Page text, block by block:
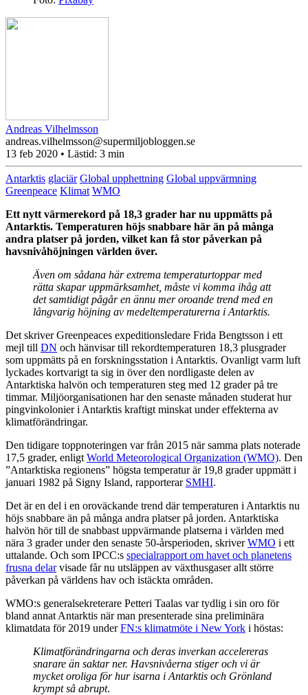
Andreas Vilhelmsson
andreas.vilhelmsson@supermiljobloggen.se
13 feb 2020 • Lästid: 3 min
Antarktis glaciär Global upphettning Global uppvärmning
Greenpeace Klimat WMO
Ett nytt värmerekord på 18,3 grader har nu uppmätts på
Antarktis. Temperaturen höjs snabbare här än på många
andra platser på jorden, vilket kan få stor påverkan på
havsnivåhöjningen världen över.
Även om sådana här extrema temperaturtoppar med
rätta skapar uppmärksamhet, måste vi komma ihåg att
det samtidigt pågår en ännu mer oroande trend med en
långvarig höjning av medeltemperaturerna i Antarktis.
Det skriver Greenpeaces expeditionsledare Frida Bengtsson i ett
mejl till DN och hänvisar till rekordtemperaturen 18,3 plusgrader
som uppmätts på en forskningsstation i Antarktis. Ovanligt varm luft
lyckades kortvarigt ta sig in över den nordligaste delen av
Antarktiska halvön och temperaturen steg med 12 grader på tre
timmar. Miljöorganisationen har den senaste månaden studerat hur
pingvinkolonier i Antarktis kraftigt minskat under effekterna av
klimatförändringar.
Den tidigare toppnoteringen var från 2015 när samma plats noterade
17,5 grader, enligt World Meteorological Organization (WMO). Den
”Antarktiska regionens” högsta temperatur är 19,8 grader uppmätt i
januari 1982 på Signy Island, rapporterar SMHI.
Det är en del i en oroväckande trend där temperaturen i Antarktis nu
höjs snabbare än på många andra platser på jorden. Antarktiska
halvön hör till de snabbast uppvärmande platserna i världen med
nära 3 grader under den senaste 50-årsperioden, skriverWMO i ett
uttalande. Och som IPCC:s specialrapport om havet och planetens
frusna delarvisade får nu utsläppen av växthusgaser allt större
påverkan på världens hav och istäckta områden.
WMO:s generalsekreterare Petteri Taalas var tydlig i sin oro för
bland annat Antarktis när man presenterade sina preliminära
klimatdata för 2019 underFN:s klimatmöte i New York i höstas:
Klimatförändringarna och deras inverkan accelereras
snarare än saktar ner. Havsnivåerna stiger och vi är
mycket oroliga för hur isarna i Antarktis och Grönland
krympt så abrupt.